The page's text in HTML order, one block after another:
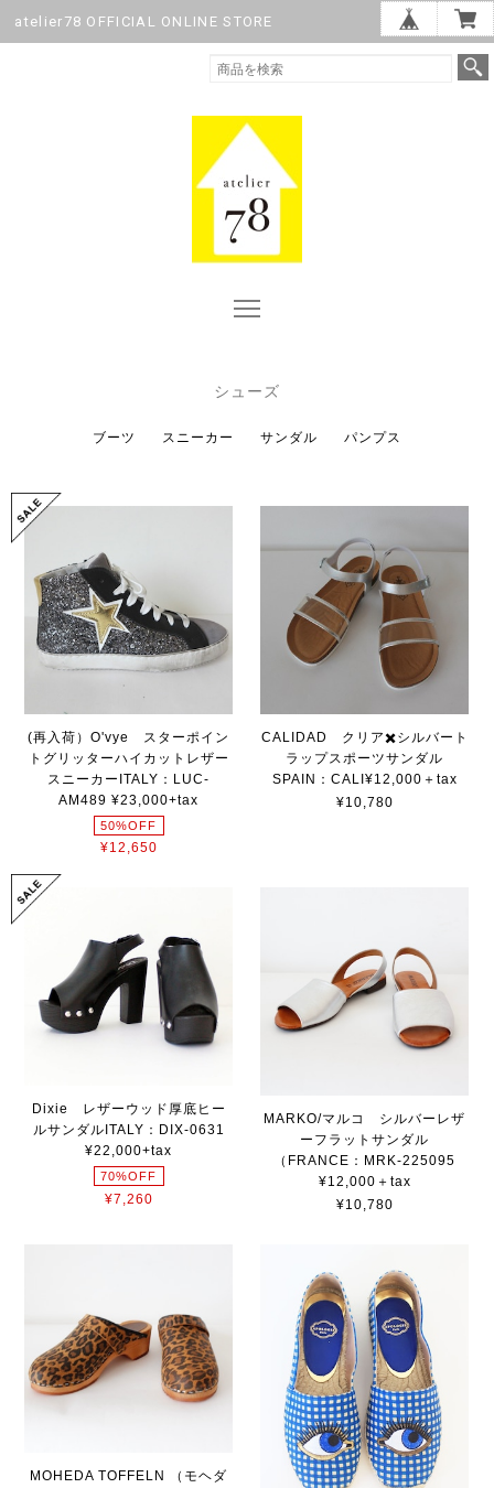
atelier78 OFFICIAL ONLINE STORE
シューズ
ブーツ スニーカー サンダル パンプス
(再入荷）O'vye スターポイン
トグリッターハイカットレザー
スニーカーITALY：LUC-
AM489 ¥23,000+tax
50%OFF
¥12,650
CALIDAD クリア✖️シルバート
ラップスポーツサンダル
SPAIN：CALI¥12,000＋tax
¥10,780
Dixie レザーウッド厚底ヒー
ルサンダルITALY：DIX-0631
¥22,000+tax
70%OFF
¥7,260
MARKO/マルコ シルバーレザ
ーフラットサンダル
（FRANCE：MRK-225095
¥12,000＋tax
¥10,780
MOHEDA TOFFELN （モヘダ